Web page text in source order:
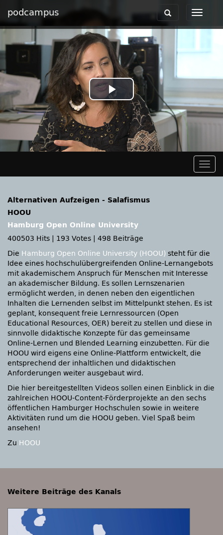
podcampus
Toggle
Toggle
navigation
Play
Video
Alternativen Aufzeigen - Salafismus
HOOU
Hamburg Open Online University
400503 Hits
193 Votes
498 Beiträge
Die Hamburg Open Online University (HOOU) steht für die
Idee eines hochschulübergreifenden Online-Lernangebots
mit akademischem Anspruch für Menschen mit Interesse
an akademischer Bildung. Es sollen Lernszenarien
ermöglicht werden, in denen neben den eigentlichen
Inhalten die Lernenden selbst im Mittelpunkt stehen. Es ist
geplant, konsequent freie Lernressourcen (Open
Educational Resources, OER) bereit zu stellen und diese in
sinnvolle didaktische Konzepte für das gemeinsame
Online-Lernen und Blended Learning einzubetten. Für die
HOOU wird eigens eine Online-Plattform entwickelt, die
entsprechend der inhaltlichen und didaktischen
Anforderungen weiter ausgebaut wird.
Die hier bereitgestellten Videos sollen einen Einblick in die
zahlreichen HOOU-Content-Förderprojekte an den sechs
öffentlichen Hamburger Hochschulen sowie in weitere
Aktivitäten rund um die HOOU geben. Viel Spaß beim
ansehen!
Zu HOOU
Weitere Beiträge des Kanals